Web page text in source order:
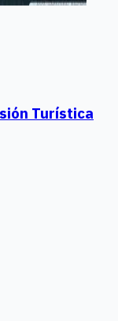
Turística